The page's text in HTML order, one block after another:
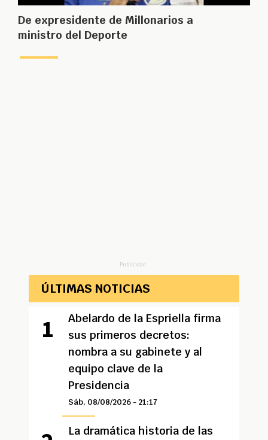
De expresidente de Millonarios a
ministro del Deporte
Publicidad
ÚLTIMAS NOTICIAS
Abelardo de la Espriella firma
sus primeros decretos:
nombra a su gabinete y al
equipo clave de la
Presidencia
Sáb, 08/08/2026 - 21:17
La dramática historia de las